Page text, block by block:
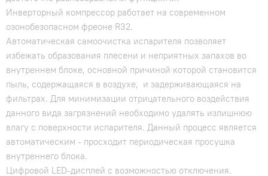
Инверторный компрессор работает на современном
озонобезопасном фреоне R32.
Автоматическая самоочистка испарителя позволяет
избежать образования плесени и неприятных запахов во
внутреннем блоке, основной причиной которой становится
пыль, содержащаяся в воздухе, и задерживающаяся на
фильтрах. Для минимизации отрицательного воздействия
данного вида загрязнений необходимо удалять излишнюю
влагу с поверхности испарителя. Данный процесс является
автоматическим - просходит периодическая просушка
внутреннего блока.
Цифровой LED-дисплей с возможностью отключения.